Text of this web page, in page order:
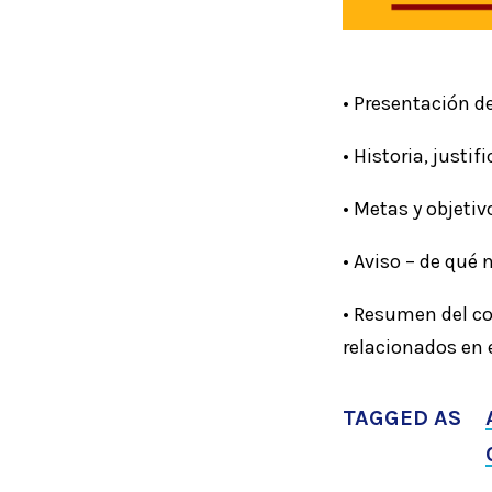
• Presentación
• Historia,
• Metas y
• Aviso – de
• Resumen del
relacionados en
TAGGED AS